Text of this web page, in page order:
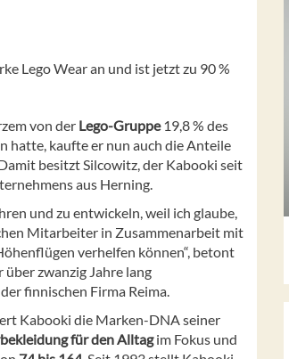
Lego Wear an und ist jetzt zu 90 %
von der Lego-Gruppe19,8 % des
hatte, kaufte er nun auch die Anteile
besitzt Silcowitz, der Kabooki seit
aus Herning.
und zu entwickeln, weil ich glaube,
Mitarbeiter in Zusammenarbeit mit
verhelfen können“, betont
über zwanzig Jahre lang
finnischen Firma Reima.
Kabooki die Marken-DNA seiner
für den Alltagim Fokus und